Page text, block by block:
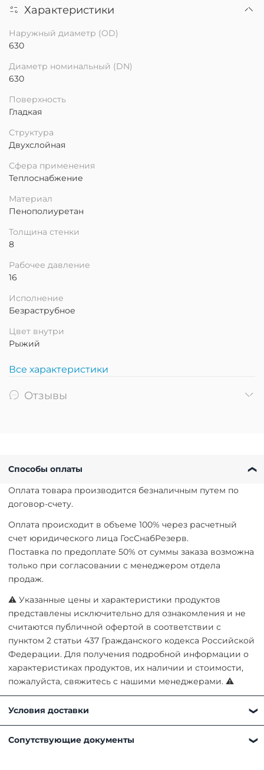
Характеристики
Наружный диаметр (OD)
630
Диаметр номинальный (DN)
630
Поверхность
Гладкая
Структура
Двухслойная
Сфера применения
Теплоснабжение
Материал
Пенополиуретан
Толщина стенки
8
Рабочее давление
16
Исполнение
Безраструбное
Цвет внутри
Рыжий
Все характеристики
Отзывы
Способы оплаты
Оплата товара производится безналичным путем по
договор-счету.
Оплата происходит в объеме 100% через расчетный
счет юридического лица ГосСнабРезерв.
Поставка по предоплате 50% от суммы заказа возможна
только при согласовании с менеджером отдела
продаж.
⚠ Указанные цены и характеристики продуктов
представлены исключительно для ознакомления и не
считаются публичной офертой в соответствии с
пунктом 2 статьи 437 Гражданского кодекса Российской
Федерации. Для получения подробной информации о
характеристиках продуктов, их наличии и стоимости,
пожалуйста, свяжитесь с нашими менеджерами. ⚠
Условия доставки
способом:
Сопутствующие документы